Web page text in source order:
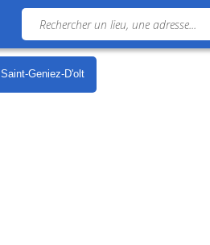
Saint-Geniez-D'olt